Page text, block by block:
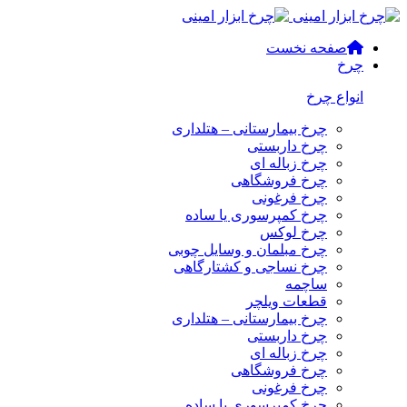
صفحه نخست
چرخ
انواع چرخ
چرخ بیمارستانی – هتلداری
چرخ داربستی
چرخ زباله ای
چرخ فروشگاهی
چرخ فرغونی
چرخ کمپرسوری یا ساده
چرخ لوکس
چرخ مبلمان و وسایل چوبی
چرخ نساجی و کشتارگاهی
ساچمه
قطعات ویلچر
چرخ بیمارستانی – هتلداری
چرخ داربستی
چرخ زباله ای
چرخ فروشگاهی
چرخ فرغونی